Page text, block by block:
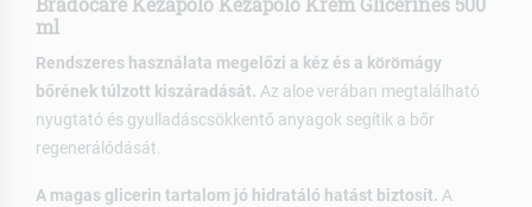
ml
Rendszeres használata megelőzi a kéz és a körömágy
bőrének túlzott kiszáradását. Az aloe verában megtalálható
nyugtató és gyulladáscsökkentő anyagok segítik a bőr
regenerálódását.
A magas glicerin tartalom jó hidratáló hatást biztosít. A